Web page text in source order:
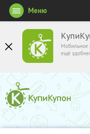
Мобильное
ещё
Меню